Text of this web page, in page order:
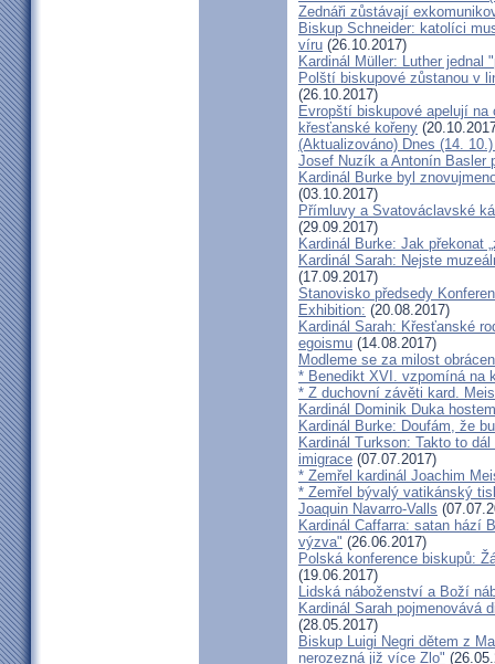
Zednáři zůstávají
Biskup Schneider: katolíci
víru (26.10.2017)
Kardinál Müller: Luther jednal
Polští biskupové zůstanou v
(26.10.2017)
Evropští biskupové apelují
křesťanské kořeny
(Aktualizováno) Dnes (14.
Josef Nuzík a Antonín Basler
Kardinál Burke byl
(03.10.2017)
Přímluvy a Svatováclavské
(29.09.2017)
Kardinál Burke: Jak překonat
Kardinál Sarah: Nejste
(17.09.2017)
Stanovisko předsedy
Exhibition: (20.08.2017)
Kardinál Sarah: Křesťanské
egoismu (14.08.2017)
Modleme se za milost
* Benedikt XVI. vzpomíná na
* Z duchovní závěti kard.
Kardinál Dominik Duka
Kardinál Burke: Doufám, že
Kardinál Turkson: Takto to
imigrace (07.07.2017)
* Zemřel kardinál Joachim
* Zemřel bývalý vatikánský
Joaquin Navarro-Valls
Kardinál Caffarra: satan hází
výzva" (26.06.2017)
Polská konference biskupů:
(19.06.2017)
Lidská náboženství a Boží
Kardinál Sarah pojmenovává
(28.05.2017)
Biskup Luigi Negri dětem z
nerozezná již více Zlo"